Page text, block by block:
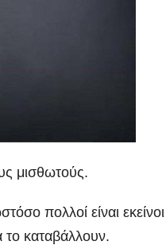
μισθωτούς.
πολλοί είναι
το καταβάλλουν.